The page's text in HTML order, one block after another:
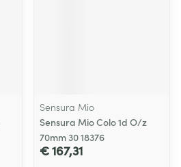
Sensura Mio
Sensura Mio Colo 1d O/z
70mm 30 18376
€ 167,31